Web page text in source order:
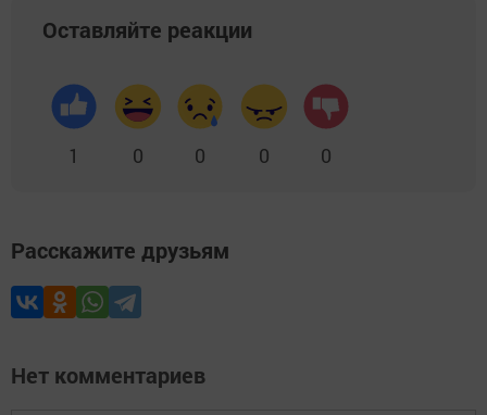
Оставляйте реакции
1 0 0 0 0
Расскажите друзьям
Нет комментариев